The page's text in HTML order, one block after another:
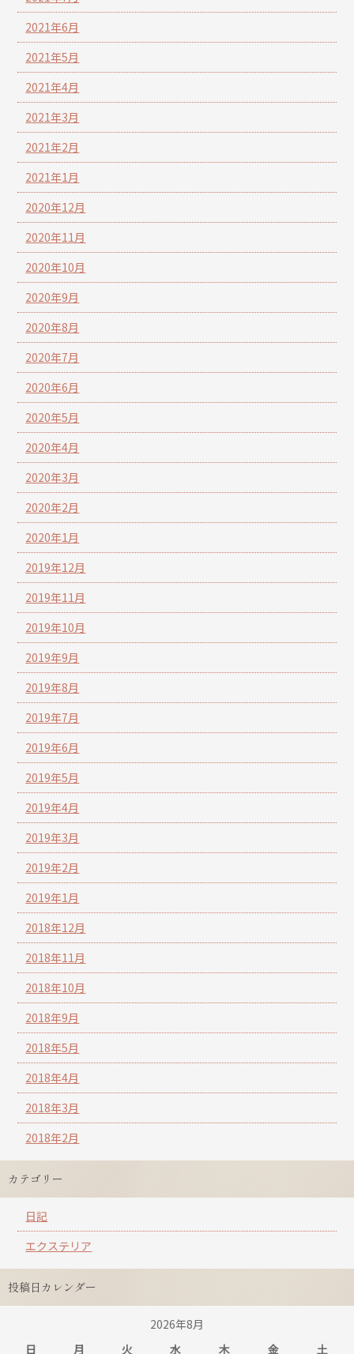
2021年6月
2021年5月
2021年4月
2021年3月
2021年2月
2021年1月
2020年12月
2020年11月
2020年10月
2020年9月
2020年8月
2020年7月
2020年6月
2020年5月
2020年4月
2020年3月
2020年2月
2020年1月
2019年12月
2019年11月
2019年10月
2019年9月
2019年8月
2019年7月
2019年6月
2019年5月
2019年4月
2019年3月
2019年2月
2019年1月
2018年12月
2018年11月
2018年10月
2018年9月
2018年5月
2018年4月
2018年3月
2018年2月
カテゴリー
日記
エクステリア
投稿日カレンダー
2026年8月
日
月 火 水 木 金 土